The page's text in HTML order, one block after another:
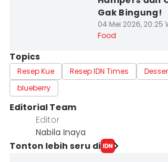
Gak Bingung!
04 Mei 2026, 20:25
Food
Topics
Resep Kue Resep IDN Times
blueberry
Editorial Team
Editor
Nabila Inaya
Tonton lebih seru di